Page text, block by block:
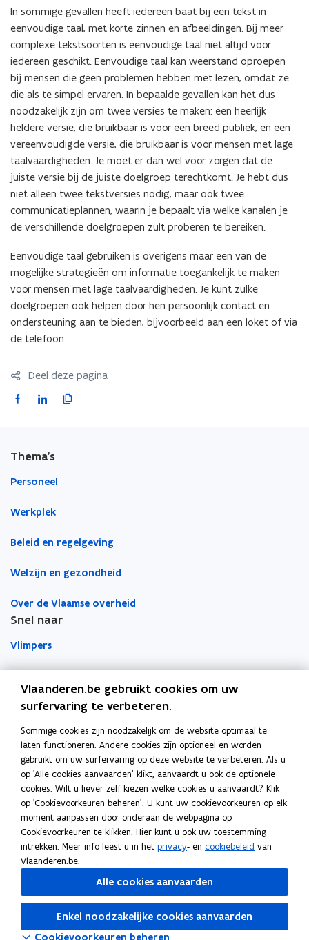
e
r
u
w
v
e
n
s
t
e
r
)
u
w
v
e
n
s
t
e
r
)
i
e
u
w
v
e
n
s
t
e
r
)
t
i
n
n
i
e
u
w
v
e
n
s
t
e
)
t
i
n
n
i
e
u
w
v
e
n
s
t
e
)
In sommige gevallen heeft iedereen baat bij een tekst in
eenvoudige taal, met korte zinnen en afbeeldingen. Bij meer
complexe tekstsoorten is eenvoudige taal niet altijd voor
iedereen geschikt. Eenvoudige taal kan weerstand oproepen
bij mensen die geen problemen hebben met lezen, omdat ze
die als te simpel ervaren. In bepaalde gevallen kan het dus
noodzakelijk zijn om twee versies te maken: een heerlijk
heldere versie, die bruikbaar is voor een breed publiek, en een
vereenvoudigde versie, die bruikbaar is voor mensen met lage
taalvaardigheden. Je moet er dan wel voor zorgen dat de
juiste versie bij de juiste doelgroep terechtkomt. Je hebt dus
niet alleen twee tekstversies nodig, maar ook twee
communicatieplannen, waarin je bepaalt via welke kanalen je
de verschillende doelgroepen zult proberen te bereiken.
Eenvoudige taal gebruiken is overigens maar een van de
mogelijke strategieën om informatie toegankelijk te maken
voor mensen met lage taalvaardigheden. Je kunt zulke
doelgroepen ook helpen door hen persoonlijk contact en
ondersteuning aan te bieden, bijvoorbeeld aan een loket of via
de telefoon.
Deel deze pagina
F
b
o
k
p
n
n
L
e
d
n
p
n
n
u
w
v
e
n
s
t
r
K
n
n
m
b
o
r
d
Thema's
Personeel
Werkplek
Beleid en regelgeving
Welzijn en gezondheid
Over de Vlaamse overheid
Snel naar
Vlimpers
Orafin
Dit is een website van
Agentschap Overheidspersoneel
Het Facilitair Bedrijf
Digitaal Vlaanderen
Departement Kanselarij en Buitenlandse Zaken
Blijf op de hoogte
Elke twee weken vind je op vrijdag de nieuwsbrief van
Vlaanderen Intern in je mailbox.
Schrijf je in
Vlaanderen.be gebruikt cookies om uw
surfervaring te verbeteren.
Sommige cookies zijn noodzakelijk om de website optimaal te
laten functioneren. Andere cookies zijn optioneel en worden
gebruikt om uw surfervaring op deze website te verbeteren. Als u
op 'Alle cookies aanvaarden' klikt, aanvaardt u ook de optionele
cookies. Wilt u liever zelf kiezen welke cookies u aanvaardt? Klik
op 'Cookievoorkeuren beheren'. U kunt uw cookievoorkeuren op elk
moment aanpassen door onderaan de webpagina op
Cookievoorkeuren te klikken. Hier kunt u ook uw toestemming
intrekken. Meer info leest u in het privacy- en cookiebeleid van
Vlaanderen.be.
Alle cookies aanvaarden
Enkel noodzakelijke cookies aanvaarden
Cookievoorkeuren beheren